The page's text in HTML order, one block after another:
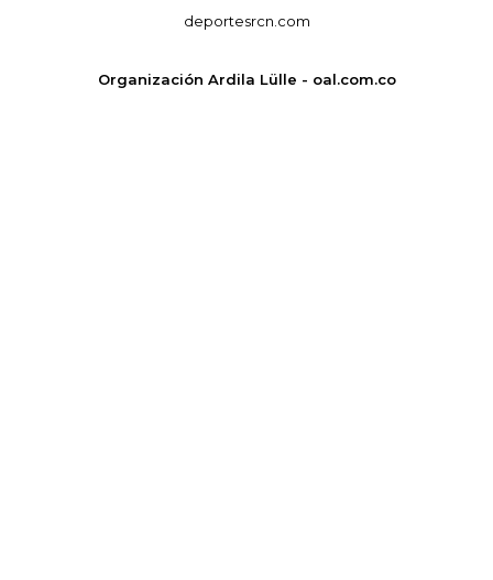
deportesrcn.com
Organización Ardila Lülle - oal.com.co